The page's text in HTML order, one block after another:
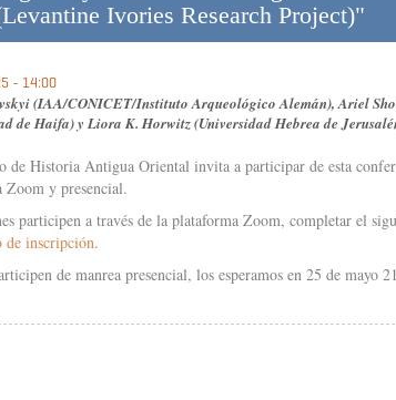
Ivories Research Project)"
- 14:00
(IAA/CONICET/Instituto Arqueológico Alemán), Ariel
de Haifa) y Liora K. Horwitz (Universidad Hebrea de
de Historia Antigua Oriental invita a participar de esta
Zoom y presencial.
participen a través de la plataforma Zoom, completar el
inscripción.
de manrea presencial, los esperamos en 25 de mayo